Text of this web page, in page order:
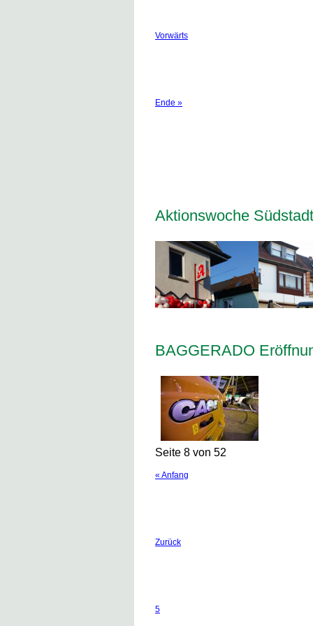
Vorwärts
Ende »
Aktionswoche
BAGGERADO
Seite 8 von 52
« Anfang
Zurück
5